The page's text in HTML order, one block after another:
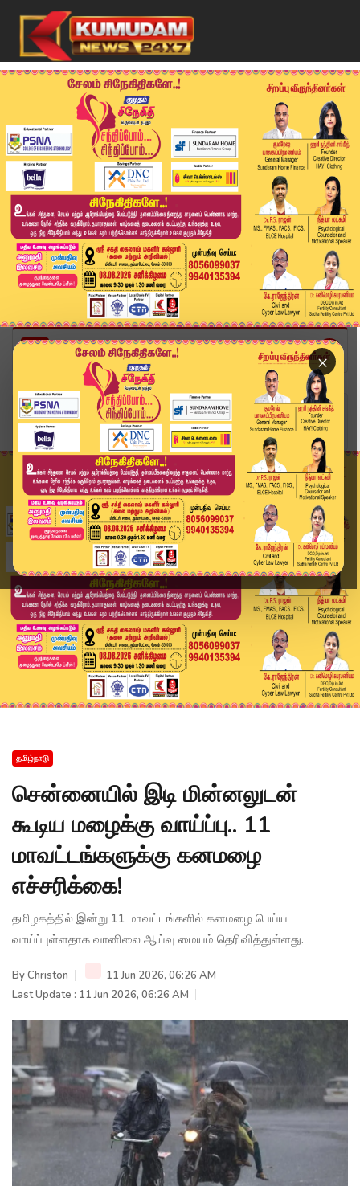
×
Home
தமிழ்நாடு
சென்னையில் இடி மின்னலுடன் கூடிய மழைக்கு வாய்ப்ப...
தமிழ்நாடு
சென்னையில் இடி மின்னலுடன்
கூடிய மழைக்கு வாய்ப்பு.. 11
மாவட்டங்களுக்கு கனமழை
எச்சரிக்கை!
தமிழகத்தில் இன்று 11 மாவட்டங்களில் கனமழை பெய்ய
வாய்ப்புள்ளதாக வானிலை ஆய்வு மையம் தெரிவித்துள்ளது.
ByChriston
11 Jun 2026, 06:26 AM
Last Update : 11 Jun 2026, 06:26 AM